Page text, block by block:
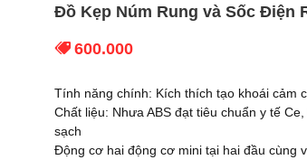
Đồ Kẹp Núm Rung và Sốc Điện
600.000
Tính năng chính: Kích thích tạo khoái cảm
Chất liệu: Nhưa ABS đạt tiêu chuẩn y tế
sạch
Động cơ hai động cơ mini tại hai đầu cùng